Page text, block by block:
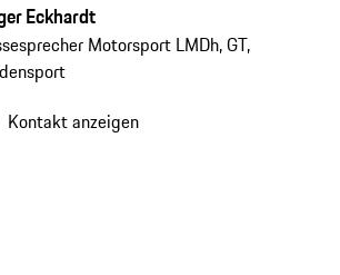
Eckhardt
Motorsport LMDh, GT,
Kontakt anzeigen